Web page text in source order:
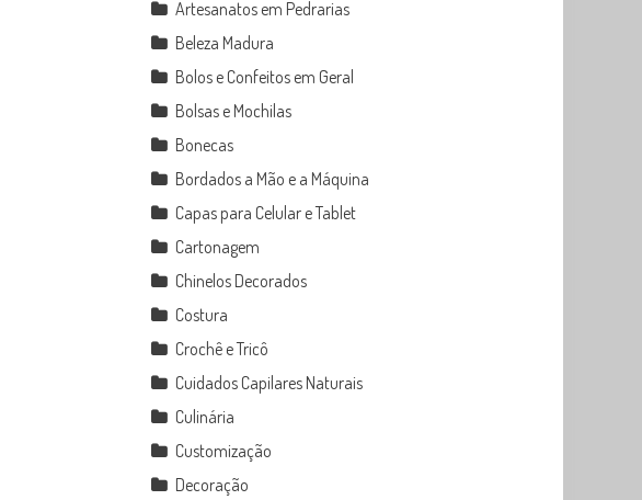
Artesanatos em Pedrarias
Beleza Madura
Bolos e Confeitos em Geral
Bolsas e Mochilas
Bonecas
Bordados a Mão e a Máquina
Capas para Celular e Tablet
Cartonagem
Chinelos Decorados
Costura
Crochê e Tricô
Cuidados Capilares Naturais
Culinária
Customização
Decoração